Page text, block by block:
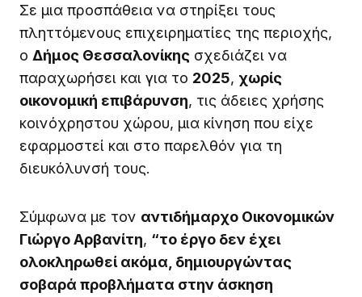
Σε μια προσπάθεια να στηρίξει τους
πληττόμενους επιχειρηματίες της περιοχής,
ο Δήμος Θεσσαλονίκης σχεδιάζει να
παραχωρήσει και για το 2025, χωρίς
οικονομική επιβάρυνση, τις άδειες χρήσης
κοινόχρηστου χώρου, μια κίνηση που είχε
εφαρμοστεί και στο παρελθόν για τη
διευκόλυνσή τους.
Σύμφωνα με τον αντιδήμαρχο Οικονομικών
Γιώργο Αρβανίτη, “το έργο δεν έχει
ολοκληρωθεί ακόμα, δημιουργώντας
σοβαρά προβλήματα στην άσκηση